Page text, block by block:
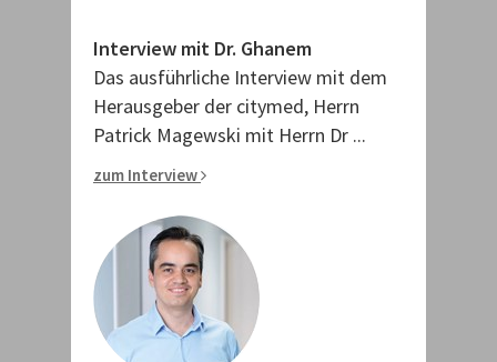
Interview mit Dr. Ghanem
Das ausführliche Interview mit dem
Herausgeber der citymed, Herrn
Patrick Magewski mit Herrn Dr ...
zum Interview